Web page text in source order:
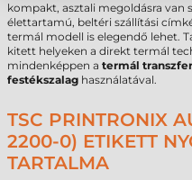
kompakt, asztali megoldásra van
élettartamú, beltéri szállítási
termál modell is elegendő lehet.
kitett helyeken a direkt termál
mindenképpen a termál transzfer
festékszalag használatával.
TSC PRINTRONIX
2200-0) ETIKETT
TARTALMA